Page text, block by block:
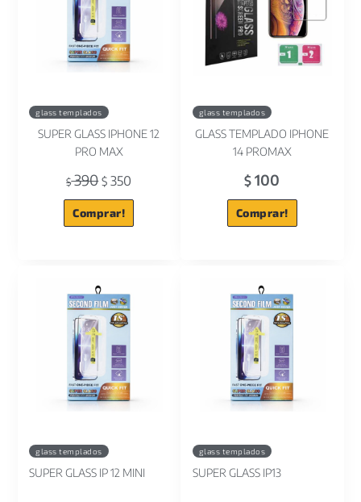
glass templados
SUPER GLASS IPHONE 12
PRO MAX
$390 $ 350
Comprar!
glass templados
GLASS TEMPLADO IPHONE
14 PROMAX
$ 100
Comprar!
glass templados
SUPER GLASS IP 12 MINI
glass templados
SUPER GLASS IP13